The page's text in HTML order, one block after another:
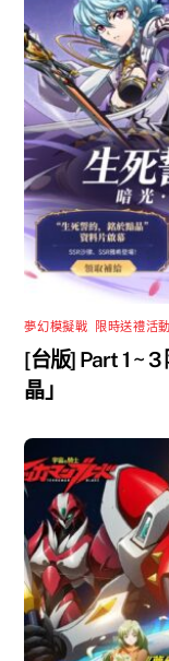
夢幻模擬戰 限時送禮活動
[台版] Part 1 ~
晶」